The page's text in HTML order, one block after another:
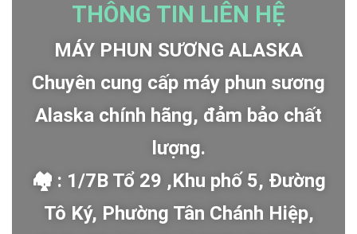
THÔNG TIN LIÊN HỆ
MÁY PHUN SƯƠNG ALASKA
Chuyên cung cấp máy phun sương
Alaska chính hãng, đảm bảo chất
lượng.
🏘 : 1/7B Tổ 29 ,Khu phố 5, Đường
Tô Ký, Phường Tân Chánh Hiệp,